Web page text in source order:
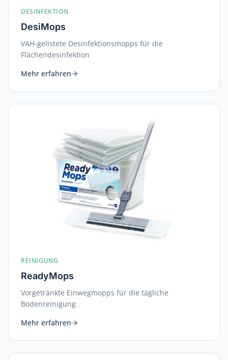
DESINFEKTION
DesiMops
VAH-gelistete Desinfektionsmopps für die
Flächendesinfektion
Mehr erfahren
REINIGUNG
ReadyMops
Vorgetränkte Einwegmopps für die tägliche
Bodenreinigung
Mehr erfahren